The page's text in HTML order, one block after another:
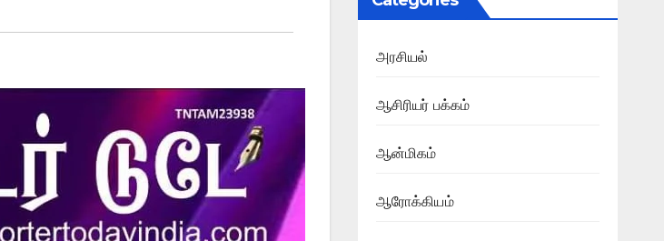
அரசியல்
ஆசிரியர் பக்கம்
ஆன்மிகம்
ஆரோக்கியம்